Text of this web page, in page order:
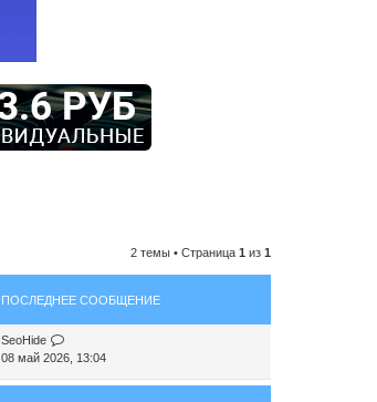
2 темы • Страница 1 из 1
ПОСЛЕДНЕЕ СООБЩЕНИЕ
SeoHide
08 май 2026, 13:04